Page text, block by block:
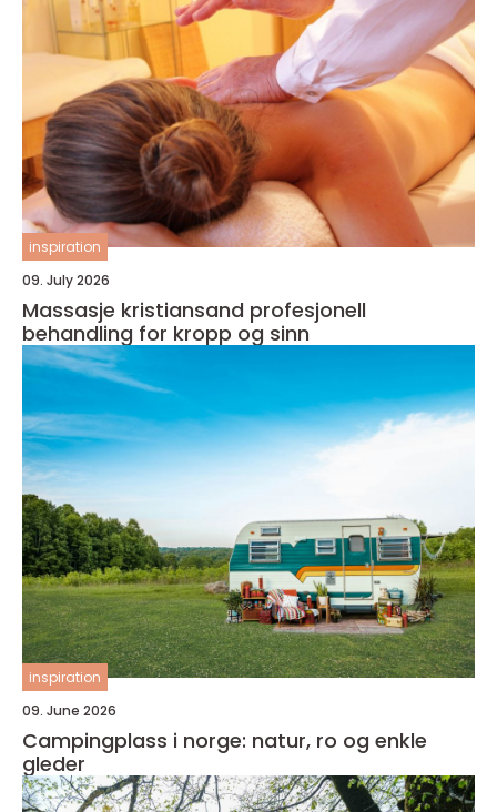
inspiration
09. July 2026
Massasje kristiansand profesjonell
behandling for kropp og sinn
inspiration
09. June 2026
Campingplass i norge: natur, ro og enkle
gleder